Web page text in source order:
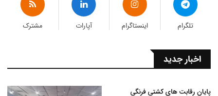
تلگرام اینستاگرام آپارات مشترک
اخبار جدید
پایان رقابت های کشتی فرنگی